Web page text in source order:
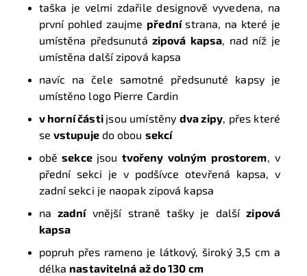
taška je velmi zdařile designově vyvedena, na
první pohled zaujme přednístrana, na které je
umístěna předsunutá zipová kapsa, nad níž je
umístěna další zipová kapsa
navíc na čele samotné předsunuté kapsy je
umístěno logo Pierre Cardin
v horní části jsou umístěny dva zipy, přes které
se vstupujedo obou sekcí
obě sekce jsou tvořeny volným prostorem, v
přední sekci je v podšívceotevřená kapsa, v
zadní sekci je naopak zipová kapsa
nazadnívnější straně tašky je dalšízipová
kapsa
popruh přes rameno je látkový, široký 3,5 cm a
délka nastavitelná až do 130 cm